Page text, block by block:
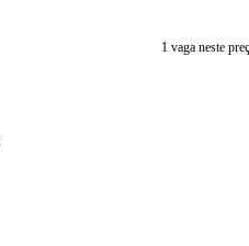
1 vaga neste